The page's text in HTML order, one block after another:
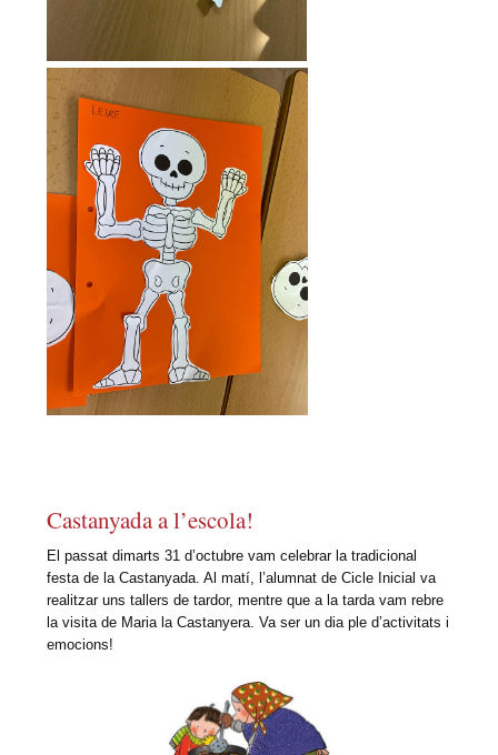
Castanyada a l’escola!
El passat dimarts 31 d’octubre vam celebrar la tradicional
festa de la Castanyada. Al matí, l’alumnat de Cicle Inicial va
realitzar uns tallers de tardor, mentre que a la tarda vam rebre
la visita de Maria la Castanyera. Va ser un dia ple d’activitats i
emocions!